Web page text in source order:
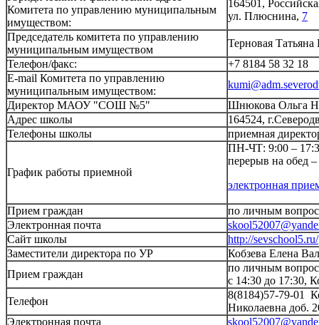
Комитета по управлению муниципальным
имуществом:
164501,
ул. Плюснина, 7
Председатель комитета по управлению
муниципальным имуществом
Терновая
Телефон/факс:
+7 8184 58 32 18
E-mail Комитета по управлению
муниципальным имуществом:
Директор МАОУ "СОШ №5"
Шнюкова Ольга
Адрес школы
164524,
Телефоны школы
приемная
График работы приемной
ПН-ЧТ: 9:00 –
перерыв на обед
электронная
Прием граждан
по личным
Электронная почта
Сайт школы
http://sevschool5.ru/
Заместители директора по УР
Кобзева Елена
Прием граждан
по личным
с 14:30 до 17:30,
Телефон
8(8184)57-79-01
Николаевна доб.
Электронная почта